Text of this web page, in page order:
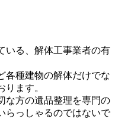
いる、解体工事業者の有
各種建物の解体だけでな
ります。
な方の遺品整理を専門の
らっしゃるのではないで